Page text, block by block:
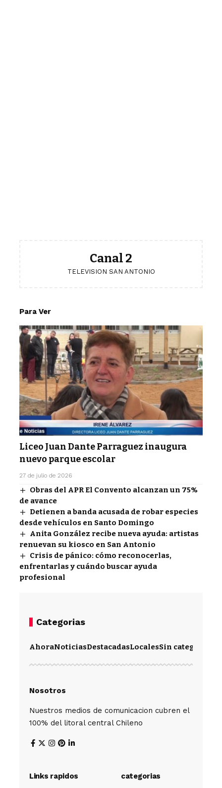
Canal 2
TELEVISION SAN ANTONIO
Para Ver
Liceo Juan Dante Parraguez inaugura
nuevo parque escolar
27 de julio de 2026
Obras del APR El Convento alcanzan un 75%
de avance
Detienen a banda acusada de robar especies
desde vehículos en Santo Domingo
Anita González recibe nueva ayuda: artistas
renuevan su kiosco en San Antonio
Crisis de pánico: cómo reconocerlas,
enfrentarlas y cuándo buscar ayuda
profesional
Categorias
AhoraNoticiasDestacadasLocalesSin categoría
Nosotros
Nuestros medios de comunicacion cubren el
100% del litoral central Chileno
Links rapidos categorias